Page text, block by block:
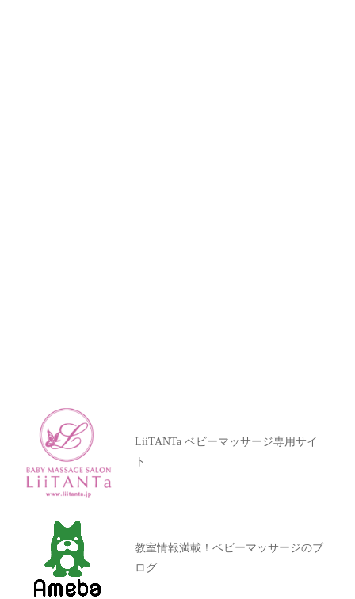
LiiTANTa ベビーマッサージ専用サイ
ト
教室情報満載！ベビーマッサージのブ
ログ